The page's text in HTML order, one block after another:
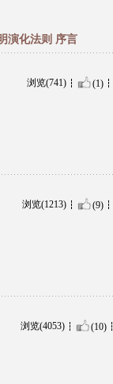
演化法则 序言
浏览(741) (1)
浏览(1213) (9)
浏览(4053) (10)